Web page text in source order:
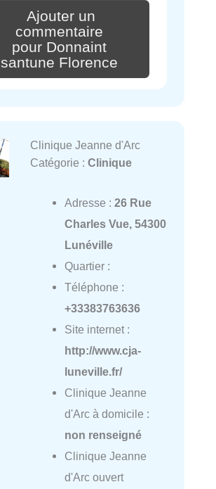
Ajouter un
commentaire
pour Donnaint
santune Florence
Clinique Jeanne d'Arc
Catégorie : Clinique
Adresse : 26 Rue
Charles Vue, 54300
Lunéville
Quartier :
Téléphone :
+33383763636
Site internet :
http://www.cja-
luneville.fr/
Clinique Jeanne
d'Arc à domicile :
non renseigné
Clinique Jeanne
d'Arc ouvert